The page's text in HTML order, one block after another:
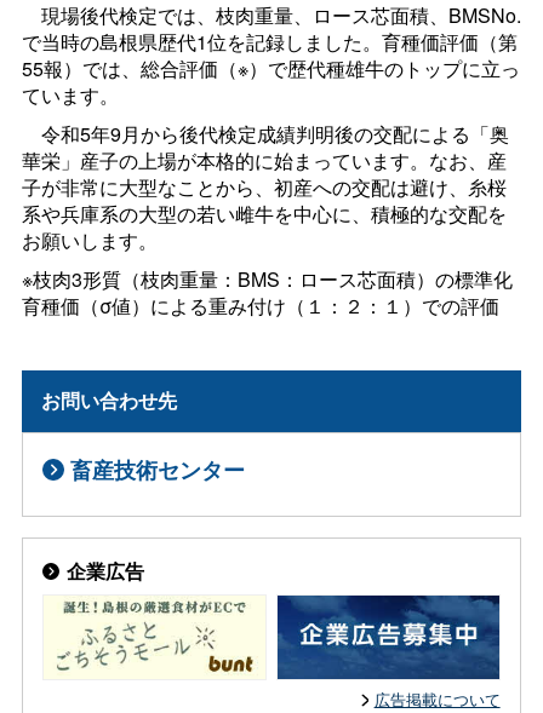
現場後代検定では、枝肉重量、ロース芯面積、BMSNo.
で当時の島根県歴代1位を記録しました。育種価評価（第
55報）では、総合評価（※）で歴代種雄牛のトップに立っ
ています。
令和5年9月から後代検定成績判明後の交配による「奥
華栄」産子の上場が本格的に始まっています。なお、産
子が非常に大型なことから、初産への交配は避け、糸桜
系や兵庫系の大型の若い雌牛を中心に、積極的な交配を
お願いします。
※枝肉3形質（枝肉重量：BMS：ロース芯面積）の標準化
育種価（σ値）による重み付け（１：２：１）での評価
お問い合わせ先
畜産技術センター
企業広告
広告掲載について